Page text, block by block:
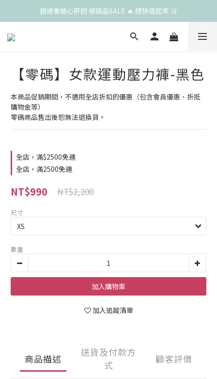
錯過會搥心肝的 絕版品SALE 🔥 趕快逛起來 🛒
【零碼】女款運動壓力褲-黑色
本商品促銷期間，不適用全店折扣的優惠（包含會員優惠、折抵
購物金等）
零碼商品售出後恕無法退換貨。
全店，滿$2500免運
全店，滿2500免運
NT$990 NT$2,200
尺寸
數量
加入購物車
加入追蹤清單
商品描述
送貨及付款方
式
顧客評價